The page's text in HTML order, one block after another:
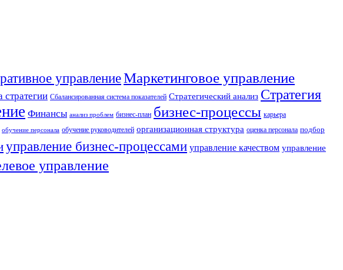
управлениеМаркетинговое управление
стратегии Сбалансированная система показателей Стратегический анализ Стратегия
Финансы анализ проблем бизнес-план бизнес-процессы карьера
обучение персонала обучение руководителей организационная структура оценка персонала подбор
управление бизнес-процессами управление качеством управление
управление